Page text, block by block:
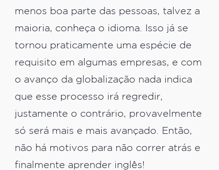
menos boa parte das pessoas, talvez a
maioria, conheça o idioma. Isso já se
tornou praticamente uma espécie de
requisito em algumas empresas, e com
o avanço da globalização nada indica
que esse processo irá regredir,
justamente o contrário, provavelmente
só será mais e mais avançado. Então,
não há motivos para não correr atrás e
finalmente aprender inglês!